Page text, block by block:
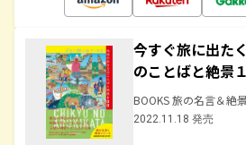
今すぐ旅に出た
のことばと絶景
BOOKS 旅の名言＆絶景
2022.11.18 発売